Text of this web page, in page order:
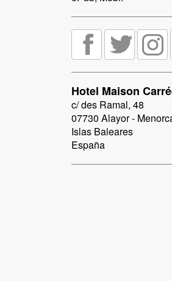
Hotel Maison
c/ des Ramal, 48
07730 Alayor -
Islas Baleares
España